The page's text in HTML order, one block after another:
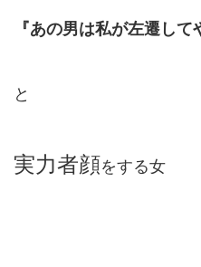
『あの男は私が左遷して
と
実力者顔をする女